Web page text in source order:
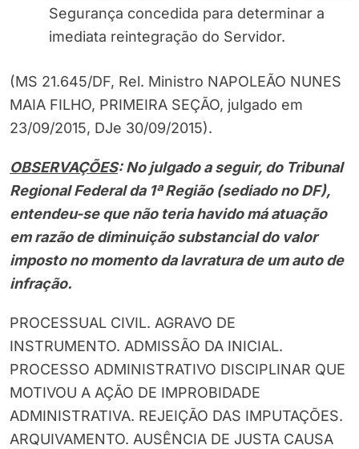
Segurança concedida para determinar a
imediata reintegração do Servidor.
(MS 21.645/DF, Rel. Ministro NAPOLEÃO NUNES
MAIA FILHO, PRIMEIRA SEÇÃO, julgado em
23/09/2015, DJe 30/09/2015).
OBSERVAÇÕES: No julgado a seguir, do Tribunal
Regional Federal da 1ª Região (sediado no DF),
entendeu-se que não teria havido má atuação
em razão de diminuição substancial do valor
imposto no momento da lavratura de um auto de
infração.
PROCESSUAL CIVIL. AGRAVO DE
INSTRUMENTO. ADMISSÃO DA INICIAL.
PROCESSO ADMINISTRATIVO DISCIPLINAR QUE
MOTIVOU A AÇÃO DE IMPROBIDADE
ADMINISTRATIVA. REJEIÇÃO DAS IMPUTAÇÕES.
ARQUIVAMENTO. AUSÊNCIA DE JUSTA CAUSA